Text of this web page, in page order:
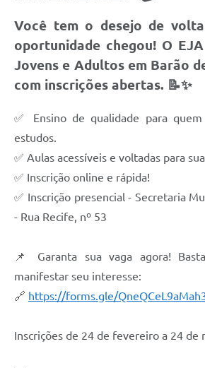
Você tem o desejo de
oportunidade chegou! O
Jovens e Adultos em Barão
com inscrições abertas. 📝✨
✅ Ensino de qualidade para
estudos.
✅ Aulas acessíveis e voltadas para
✅ Inscrição online e rápida!
✅ Inscrição presencial - Secretaria
- Rua Recife, nº 53
📌 Garanta sua vaga agora!
manifestar seu interesse:
🔗 https://forms.gle/
Inscrições de 24 de fevereiro a 24 de